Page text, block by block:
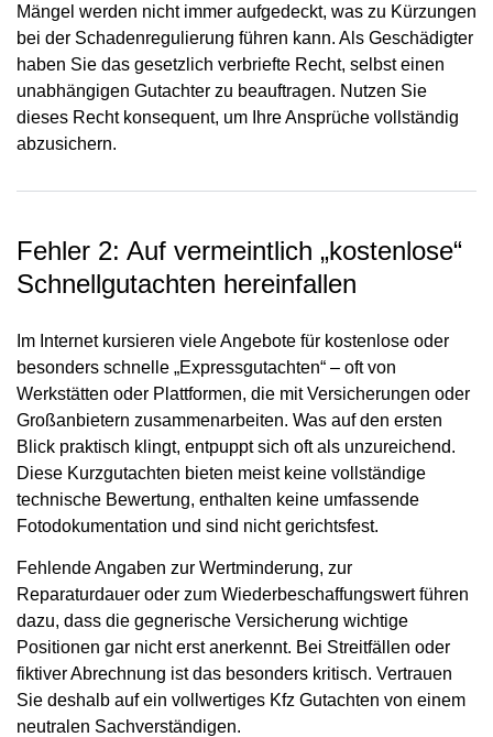
Mängel werden nicht immer aufgedeckt, was zu Kürzungen
bei der Schadenregulierung führen kann. Als Geschädigter
haben Sie das gesetzlich verbriefte Recht, selbst einen
unabhängigen Gutachter zu beauftragen. Nutzen Sie
dieses Recht konsequent, um Ihre Ansprüche vollständig
abzusichern.
Fehler 2: Auf vermeintlich „kostenlose“
Schnellgutachten hereinfallen
Im Internet kursieren viele Angebote für kostenlose oder
besonders schnelle „Expressgutachten“ – oft von
Werkstätten oder Plattformen, die mit Versicherungen oder
Großanbietern zusammenarbeiten. Was auf den ersten
Blick praktisch klingt, entpuppt sich oft als unzureichend.
Diese Kurzgutachten bieten meist keine vollständige
technische Bewertung, enthalten keine umfassende
Fotodokumentation und sind nicht gerichtsfest.
Fehlende Angaben zur Wertminderung, zur
Reparaturdauer oder zum Wiederbeschaffungswert führen
dazu, dass die gegnerische Versicherung wichtige
Positionen gar nicht erst anerkennt. Bei Streitfällen oder
fiktiver Abrechnung ist das besonders kritisch. Vertrauen
Sie deshalb auf ein vollwertiges Kfz Gutachten von einem
neutralen Sachverständigen.